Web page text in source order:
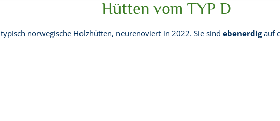
Hütten vom TYP D
typisch norwegische Holzhütten, neurenoviert in 2022. Sie sind ebenerdigauf